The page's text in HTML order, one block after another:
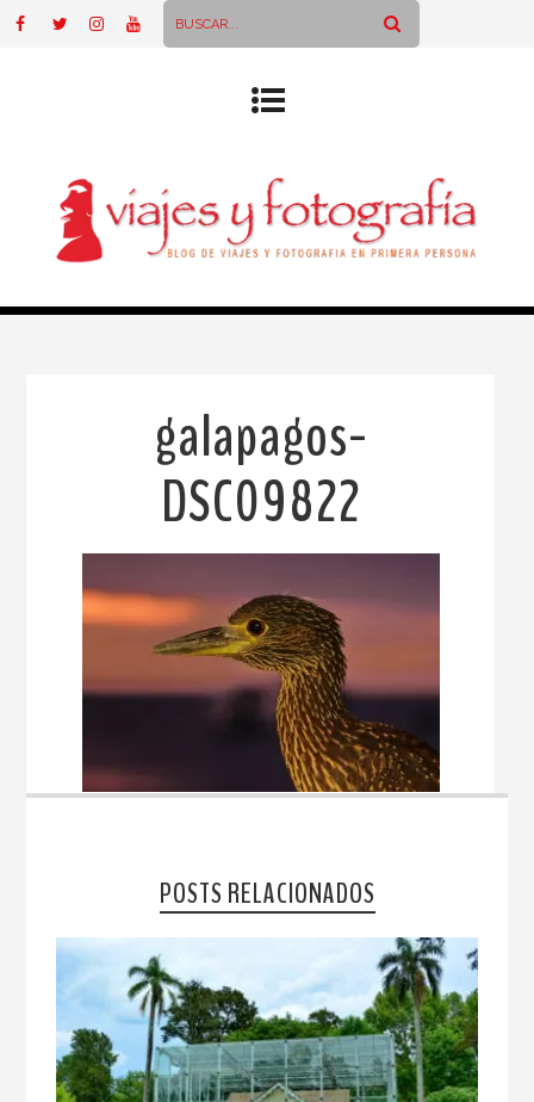
galapagos-
DSC09822
POSTS RELACIONADOS